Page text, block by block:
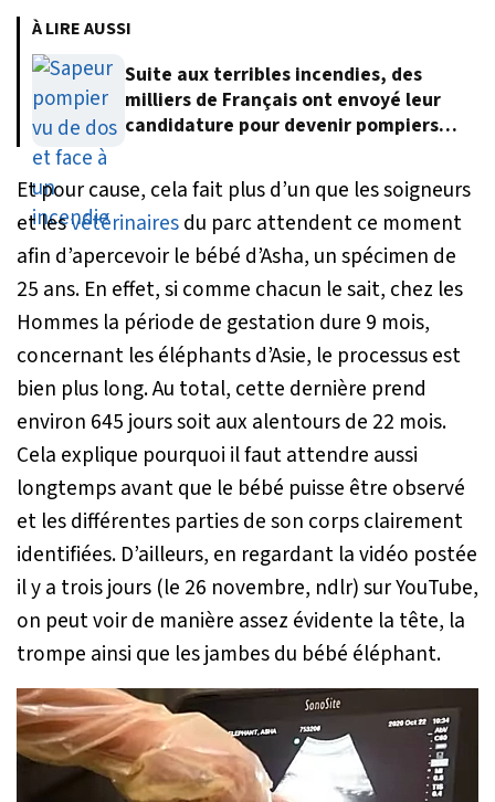
À LIRE AUSSI
Suite aux terribles incendies, des
milliers de Français ont envoyé leur
candidature pour devenir pompiers
Et pour cause, cela fait plus d’un que les soigneurs
et lesvétérinairesdu parc attendent ce moment
afin d’apercevoir le bébé d’Asha, un spécimen de
25 ans. En effet, si comme chacun le sait, chez les
Hommes la période de gestation dure 9 mois,
concernant les éléphants d’Asie, le processus est
bien plus long. Au total, cette dernière prend
environ 645 jours soit aux alentours de 22 mois.
Cela explique pourquoi il faut attendre aussi
longtemps avant que le bébé puisse être observé
et les différentes parties de son corps clairement
identifiées. D’ailleurs, en regardant la vidéo postée
il y a trois jours (le 26 novembre, ndlr) sur YouTube,
on peut voir de manière assez évidente la tête, la
trompe ainsi que les jambes du bébé éléphant.